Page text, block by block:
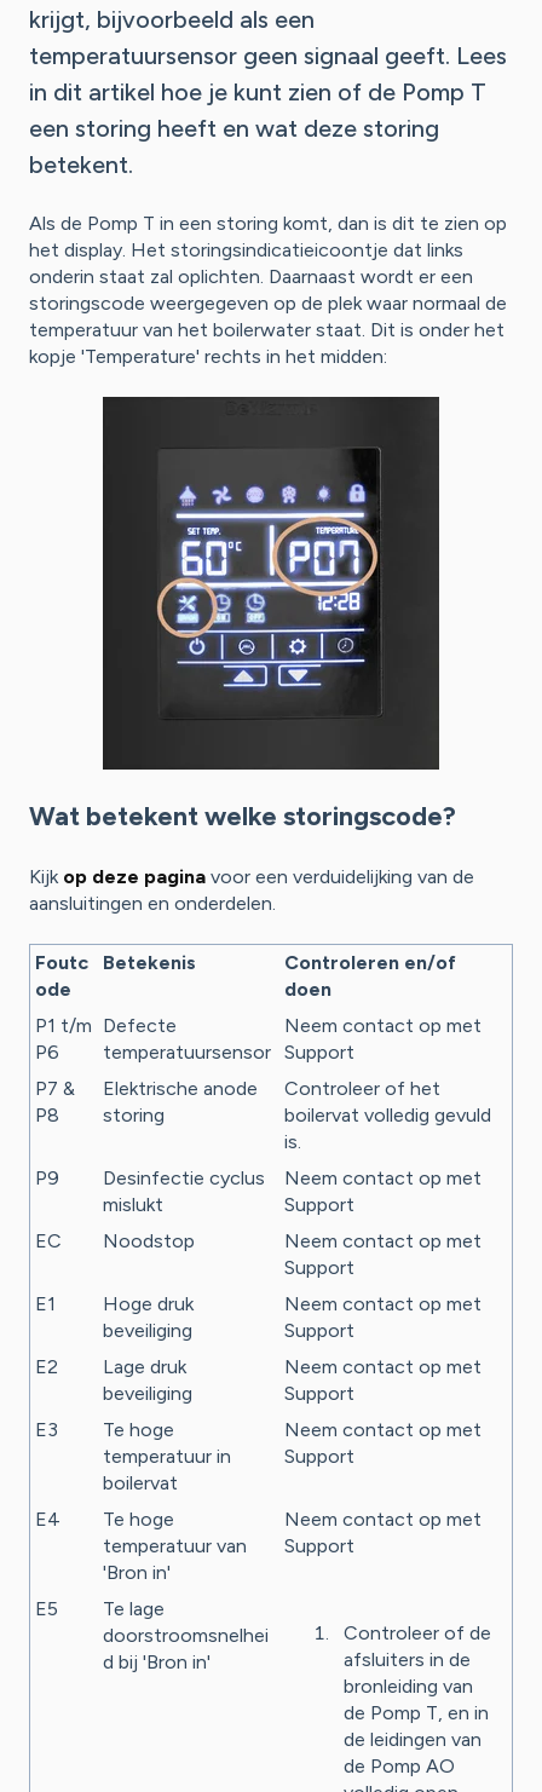
krijgt, bijvoorbeeld als een
temperatuursensor geen signaal geeft. Lees
in dit artikel hoe je kunt zien of de Pomp T
een storing heeft en wat deze storing
betekent.
Als de Pomp T in een storing komt, dan is dit te zien op
het display. Het storingsindicatieicoontje dat links
onderin staat zal oplichten. Daarnaast wordt er een
storingscode weergegeven op de plek waar normaal de
temperatuur van het boilerwater staat. Dit is onder het
kopje 'Temperature' rechts in het midden:
Wat betekent welke storingscode?
Kijk op deze pagina voor een verduidelijking van de
aansluitingen en onderdelen.
Foutc
ode
Betekenis
Controleren en/of
doen
P1 t/m
P6
Defecte
temperatuursensor
Neem contact op met
Support
P7 &
P8
Elektrische anode
storing
Controleer of het
boilervat volledig gevuld
is.
P9
Desinfectie cyclus
mislukt
Neem contact op met
Support
EC
Noodstop
Neem contact op met
Support
E1
Hoge druk
beveiliging
Neem contact op met
Support
E2
Lage druk
beveiliging
Neem contact op met
Support
E3
Te hoge
temperatuur in
boilervat
Neem contact op met
Support
E4
Te hoge
temperatuur van
'Bron in'
Neem contact op met
Support
E5
Te lage
doorstroomsnelhei
d bij 'Bron in'
Controleer of de
afsluiters in de
bronleiding van
de Pomp T, en in
de leidingen van
de Pomp AO